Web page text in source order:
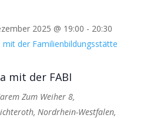
mit der FABI
2025 @ 19:00 - 20:30
mit der Familienbildungsstätte
Zum Weiher 8,
Nordrhein-Westfalen,